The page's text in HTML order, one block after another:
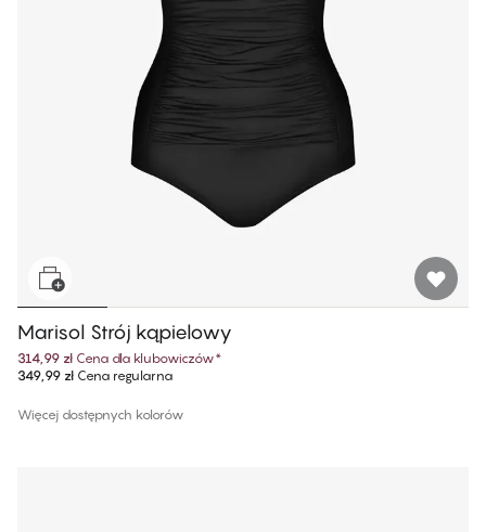
Marisol Strój kąpielowy
314,99 zł Cena dla klubowiczów*
349,99 złCena regularna
Więcej dostępnych kolorów